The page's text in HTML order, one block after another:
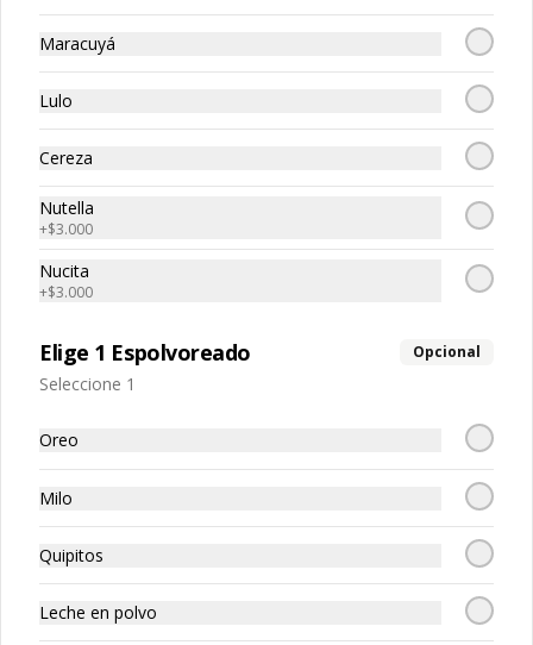
Sencillas
$14.500 $22.500
Agua Ver más
Saludable
Maracuyá
Lulo
Cereza
Nutella
+$3.000
Nucita
+$3.000
Elige 1 Espolvoreado Opcional
Seleccione 1
Oreo
Milo
Quipitos
Leche en polvo